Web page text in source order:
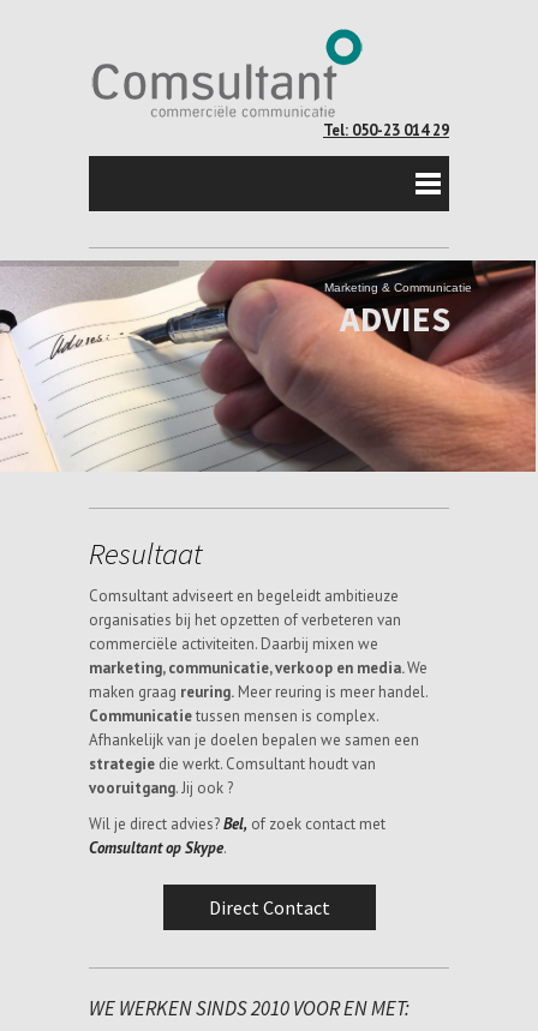
Tel: 050-23 014 29
Marketing & Communicatie
ADVIES
Resultaat
Comsultant adviseert en begeleidt ambitieuze
organisaties bij het opzetten of verbeteren van
commerciële activiteiten. Daarbij mixen we
marketing, communicatie, verkoop en media.We
maken graag reuring. Meer reuring is meer handel.
Communicatietussen mensen is complex.
Afhankelijk van je doelen bepalen we samen een
strategie die werkt. Comsultant houdt van
vooruitgang. Jij ook ?
Wil je direct advies?Bel, of zoek contact met
Comsultant op Skype.
Direct Contact
WE WERKEN SINDS 2010 VOOR EN MET: